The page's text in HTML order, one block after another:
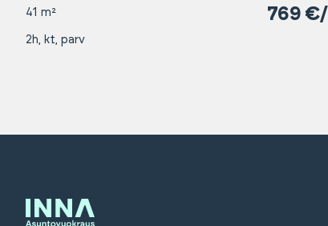
41 m² 769
2h, kt, parv